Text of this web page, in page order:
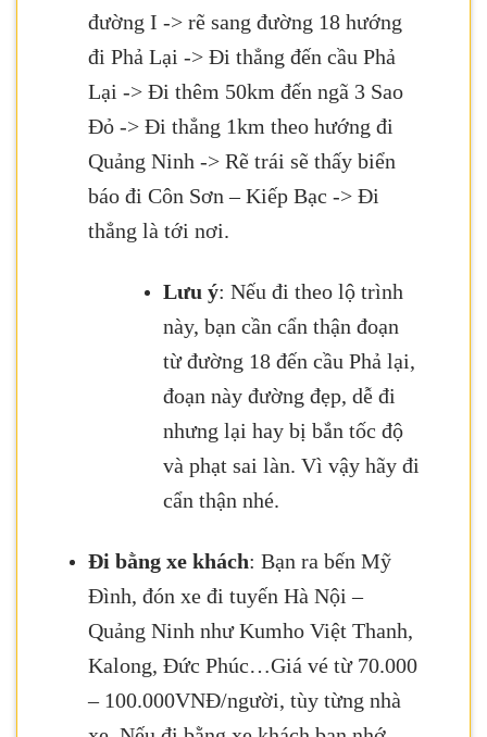
đường I -> rẽ sang đường 18 hướng
đi Phả Lại -> Đi thẳng đến cầu Phả
Lại -> Đi thêm 50km đến ngã 3 Sao
Đỏ -> Đi thẳng 1km theo hướng đi
Quảng Ninh -> Rẽ trái sẽ thấy biển
báo đi Côn Sơn – Kiếp Bạc -> Đi
thẳng là tới nơi.
Lưu ý: Nếu đi theo lộ trình
này, bạn cần cẩn thận đoạn
từ đường 18 đến cầu Phả lại,
đoạn này đường đẹp, dễ đi
nhưng lại hay bị bắn tốc độ
và phạt sai làn. Vì vậy hãy đi
cẩn thận nhé.
Đi bằng xe khách: Bạn ra bến Mỹ
Đình, đón xe đi tuyến Hà Nội –
Quảng Ninh như Kumho Việt Thanh,
Kalong, Đức Phúc…Giá vé từ 70.000
– 100.000VNĐ/người, tùy từng nhà